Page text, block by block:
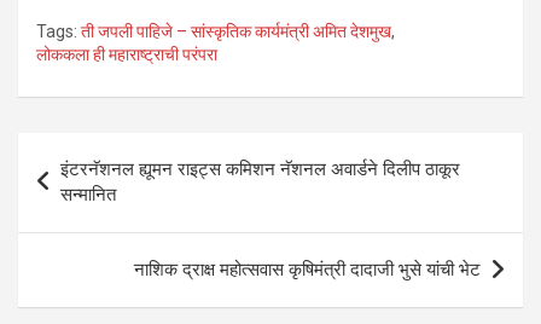
h
at
s
p
p
a
ce
b
o
wi
tt
er
n
ke
dI
m
ail
h
ar
e
Tags: ती जपली पाहिजे – सांस्कृतिक कार्यमंत्री अमित देशमुख,
लोककला ही महाराष्ट्राची परंपरा
Post
navigation
इंटरनॅशनल ह्यूमन राइट्स कमिशन नॅशनल अवार्डने दिलीप ठाकूर
सन्मानित
नाशिक द्राक्ष महोत्सवास कृषिमंत्री दादाजी भुसे यांची भेट